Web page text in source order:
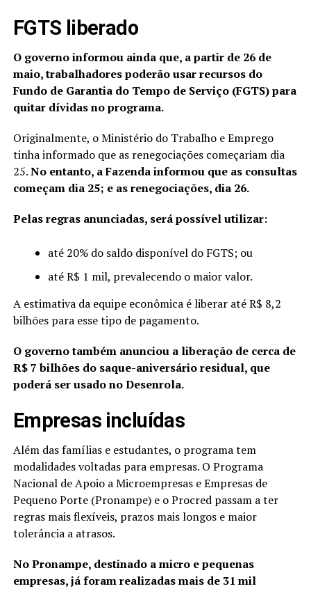
FGTS liberado
O governo informou ainda que, a partir de 26 de
maio, trabalhadores poderão usar recursos do
Fundo de Garantia do Tempo de Serviço (FGTS) para
quitar dívidas no programa.
Originalmente, o Ministério do Trabalho e Emprego
tinha informado que as renegociações começariam dia
25.No entanto, a Fazenda informou que as consultas
começam dia 25; e as renegociações, dia 26.
Pelas regras anunciadas, será possível utilizar:
até 20% do saldo disponível do FGTS; ou
até R$ 1 mil, prevalecendo o maior valor.
A estimativa da equipe econômica é liberar até R$ 8,2
bilhões para esse tipo de pagamento.
O governo também anunciou a liberação de cerca de
R$ 7 bilhões do saque-aniversário residual, que
poderá ser usado no Desenrola.
Empresas incluídas
Além das famílias e estudantes, o programa tem
modalidades voltadas para empresas. O Programa
Nacional de Apoio a Microempresas e Empresas de
Pequeno Porte (Pronampe) e o Procred passam a ter
regras mais flexíveis, prazos mais longos e maior
tolerância a atrasos.
No Pronampe, destinado a micro e pequenas
empresas, já foram realizadas mais de 31 mil